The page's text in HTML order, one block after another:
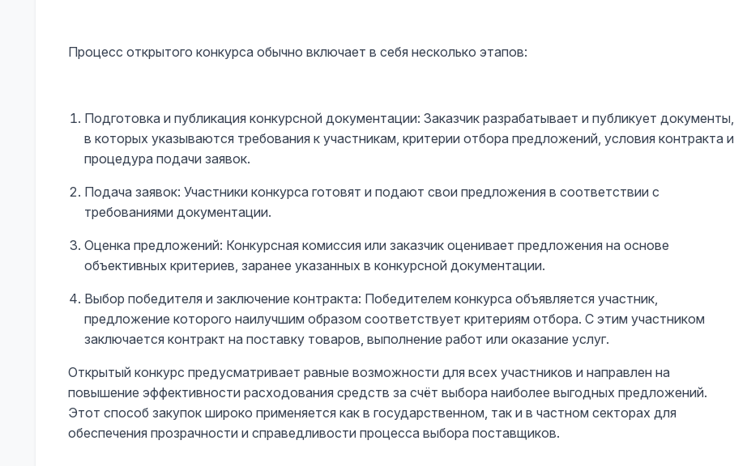
Процесс открытого конкурса обычно включает в себя несколько этапов:
Подготовка и публикация конкурсной документации: Заказчик разрабатывает и публикует документы,
в которых указываются требования к участникам, критерии отбора предложений, условия контракта и
процедура подачи заявок.
Подача заявок: Участники конкурса готовят и подают свои предложения в соответствии с
требованиями документации.
Оценка предложений: Конкурсная комиссия или заказчик оценивает предложения на основе
объективных критериев, заранее указанных в конкурсной документации.
Выбор победителя и заключение контракта: Победителем конкурса объявляется участник,
предложение которого наилучшим образом соответствует критериям отбора. С этим участником
заключается контракт на поставку товаров, выполнение работ или оказание услуг.
Открытый конкурс предусматривает равные возможности для всех участников и направлен на
повышение эффективности расходования средств за счёт выбора наиболее выгодных предложений.
Этот способ закупок широко применяется как в государственном, так и в частном секторах для
обеспечения прозрачности и справедливости процесса выбора поставщиков.